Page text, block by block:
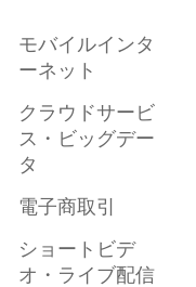
モバイルインタ
ーネット
クラウドサービ
ス・ビッグデー
タ
電子商取引
ショートビデ
オ・ライブ配信